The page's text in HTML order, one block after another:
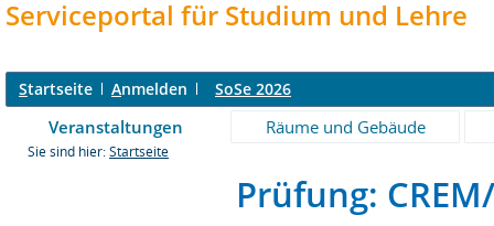
Serviceportal für Studium und Lehre
Startseite Anmelden SoSe 2026
Veranstaltungen Räume und Gebäude
Sie sind hier: Startseite
Prüfung: